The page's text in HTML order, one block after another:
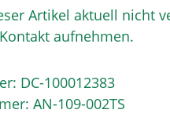
Artikel aktuell nicht
aufnehmen.
DC-100012383
AN-109-002TS